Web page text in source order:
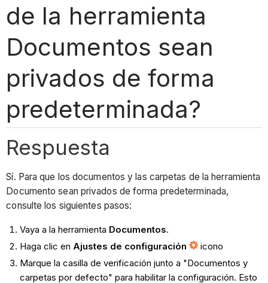
de la herramienta
Documentos sean
privados de forma
predeterminada?
Respuesta
Sí. Para que los documentos y las carpetas de la herramienta
Documento sean privados de forma predeterminada,
consulte los siguientes pasos:
Vaya a la herramienta Documentos.
Haga clic en Ajustes de configuración
icono
Marque la casilla de verificación junto a "Documentos y
carpetas por defecto" para habilitar la configuración. Esto